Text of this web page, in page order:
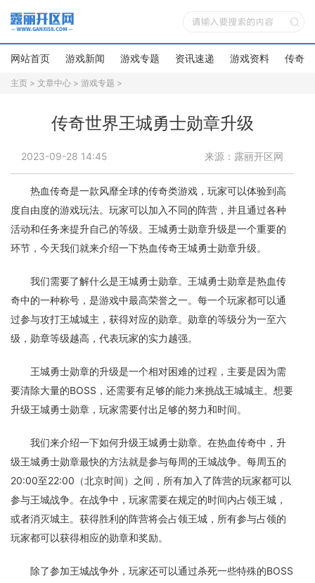
网站首页 游戏新闻 游戏专题 资讯速递 游戏资料 传奇
主页 > 文章中心 > 游戏专题 >
传奇世界王城勇士勋章升级
2023-09-28 14:45 来源：露丽开区网
热血传奇是一款风靡全球的传奇类游戏，玩家可以体验到高
度自由度的游戏玩法。玩家可以加入不同的阵营，并且通过各种
活动和任务来提升自己的等级。王城勇士勋章升级是一个重要的
环节，今天我们就来介绍一下热血传奇王城勇士勋章升级。
我们需要了解什么是王城勇士勋章。王城勇士勋章是热血传
奇中的一种称号，是游戏中最高荣誉之一。每一个玩家都可以通
过参与攻打王城城主，获得对应的勋章。勋章的等级分为一至六
级，勋章等级越高，代表玩家的实力越强。
王城勇士勋章的升级是一个相对困难的过程，主要是因为需
要清除大量的BOSS，还需要有足够的能力来挑战王城城主。想要
升级王城勇士勋章，玩家需要付出足够的努力和时间。
我们来介绍一下如何升级王城勇士勋章。在热血传奇中，升
级王城勇士勋章最快的方法就是参与每周的王城战争。每周五的
20:00至22:00（北京时间）之间，所有加入了阵营的玩家都可以
参与王城战争。在战争中，玩家需要在规定的时间内占领王城，
或者消灭城主。获得胜利的阵营将会占领王城，所有参与占领的
玩家都可以获得相应的勋章和奖励。
除了参加王城战争外，玩家还可以通过杀死一些特殊的BOSS